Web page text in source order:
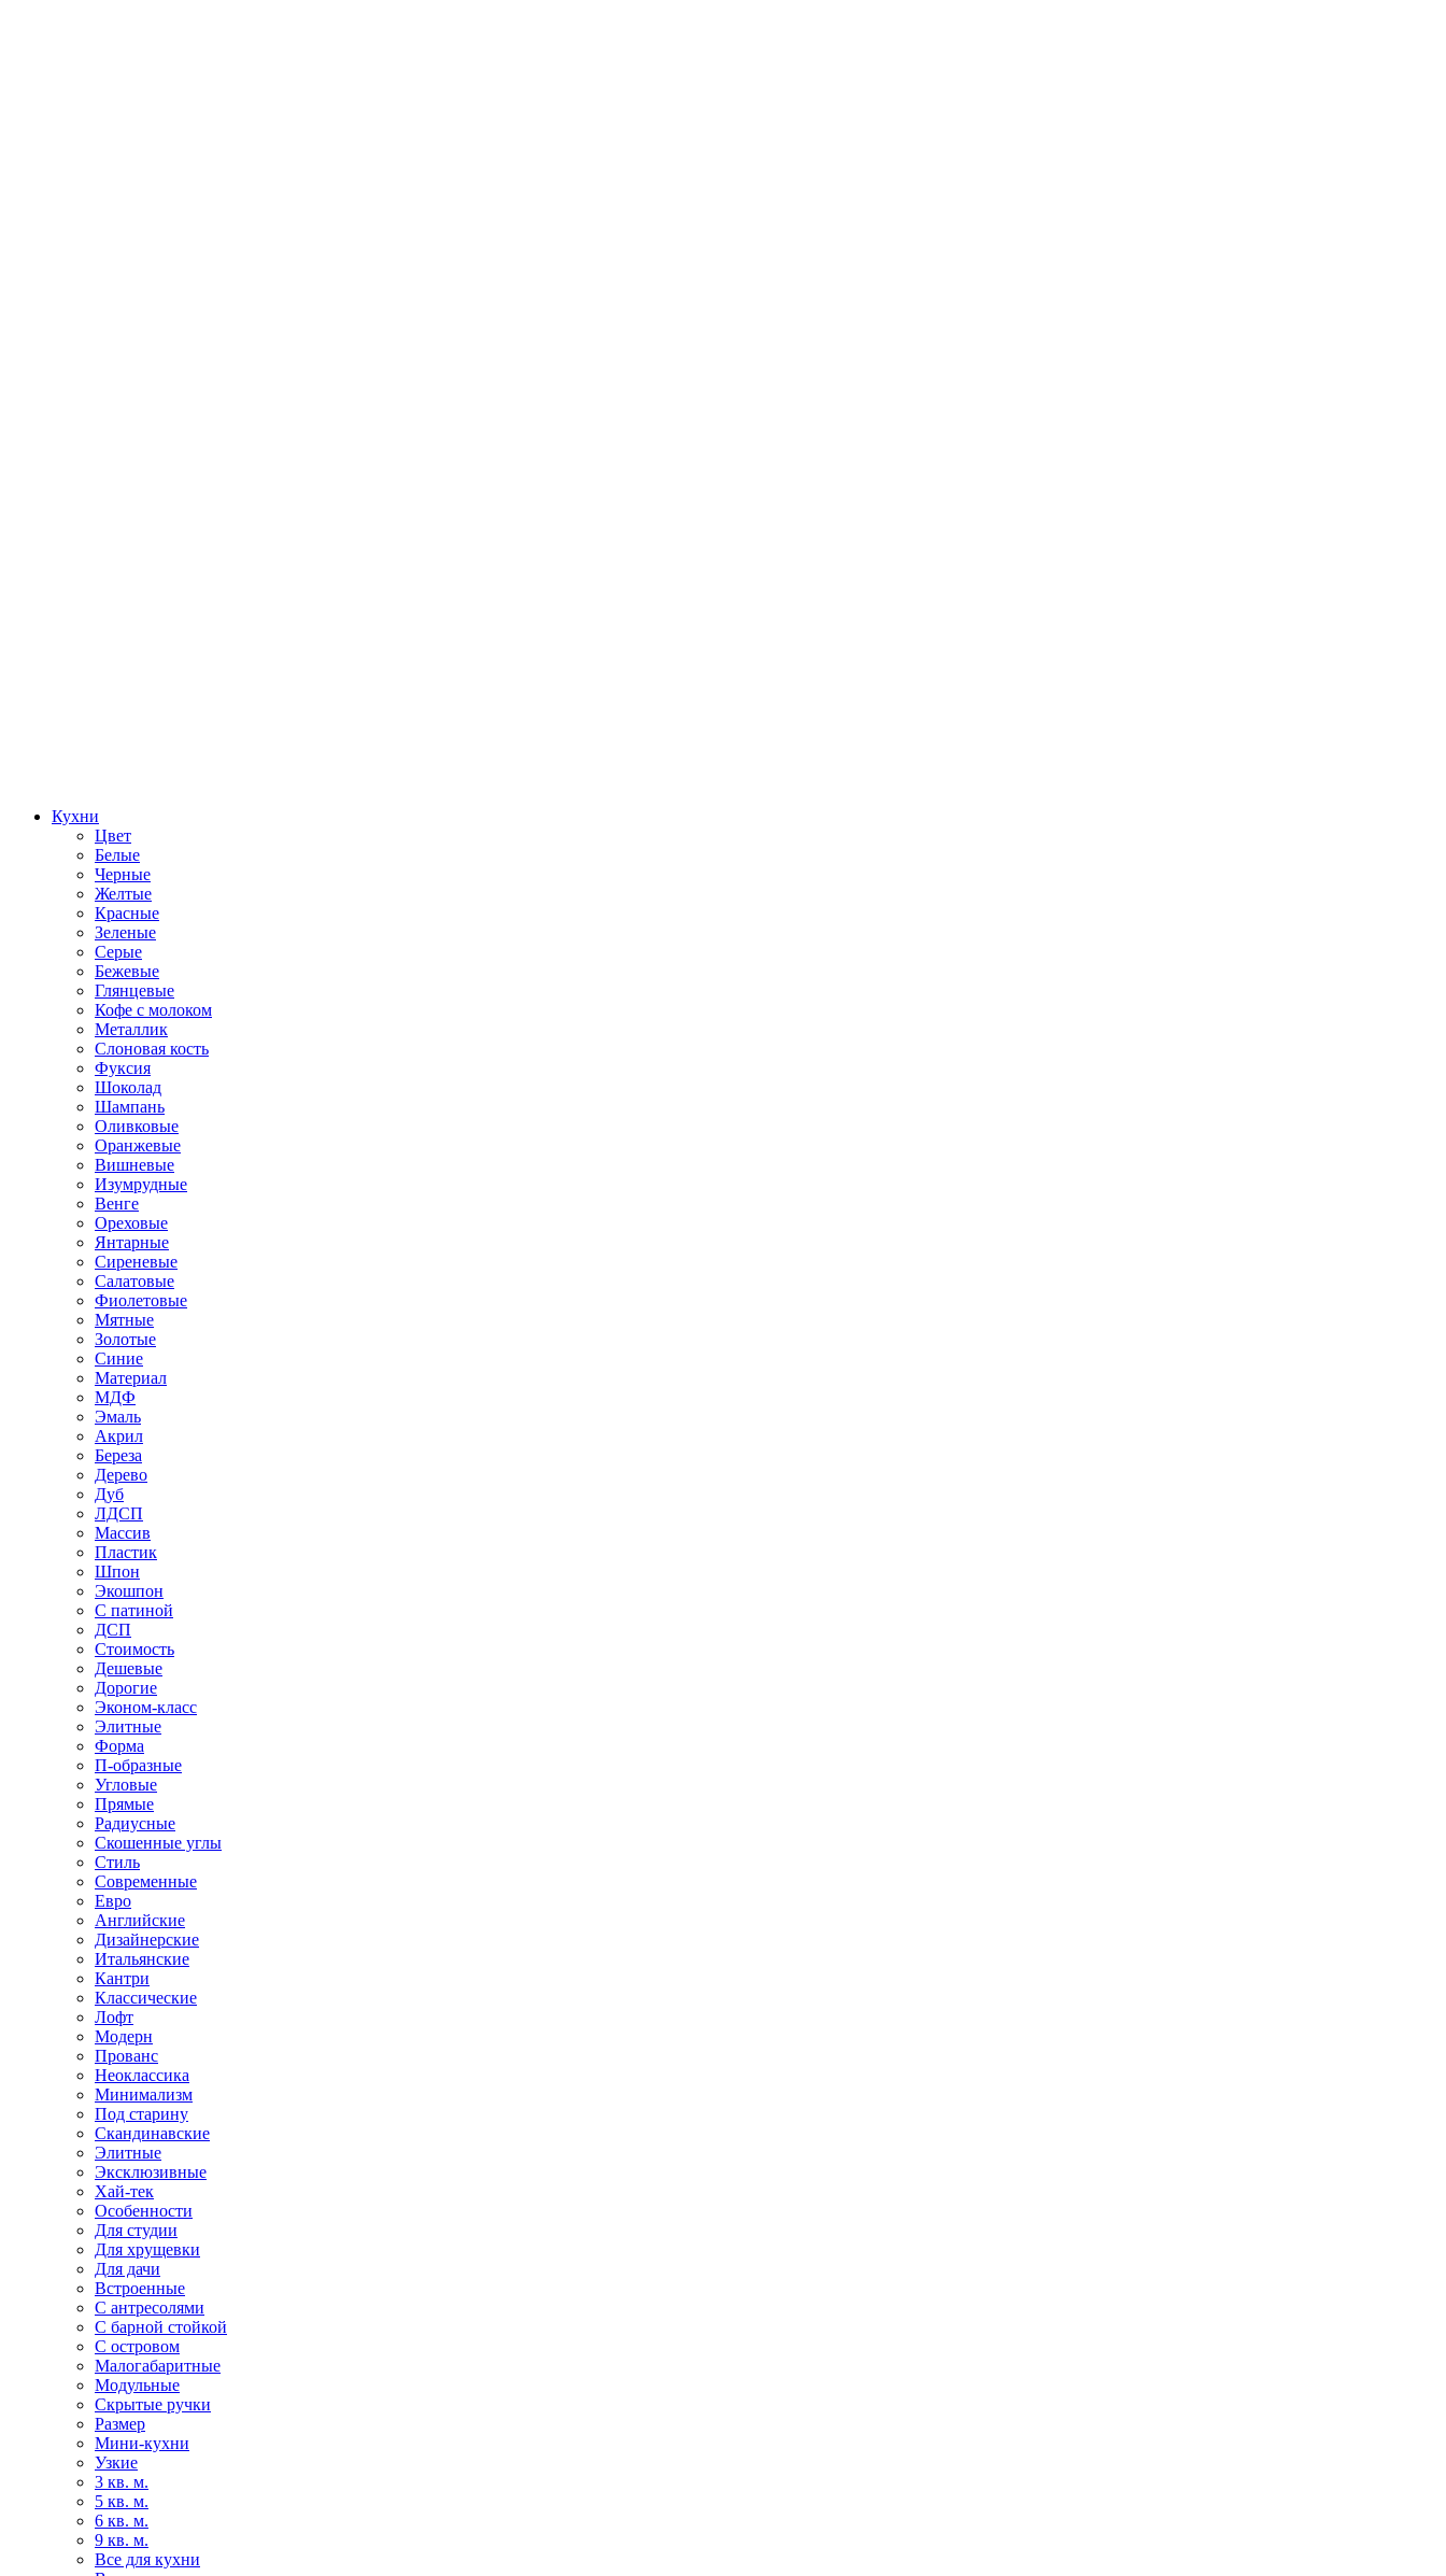
Кухни
Цвет
Белые
Черные
Желтые
Красные
Зеленые
Серые
Бежевые
Глянцевые
Кофе с молоком
Металлик
Слоновая кость
Фуксия
Шоколад
Шампань
Оливковые
Оранжевые
Вишневые
Изумрудные
Венге
Ореховые
Янтарные
Сиреневые
Салатовые
Фиолетовые
Мятные
Золотые
Синие
Материал
МДФ
Эмаль
Акрил
Береза
Дерево
Дуб
ЛДСП
Массив
Пластик
Шпон
Экошпон
С патиной
ДСП
Стоимость
Дешевые
Дорогие
Эконом-класс
Элитные
Форма
П-образные
Угловые
Прямые
Радиусные
Скошенные углы
Стиль
Современные
Евро
Английские
Дизайнерские
Итальянские
Кантри
Классические
Лофт
Модерн
Прованс
Неоклассика
Минимализм
Под старину
Скандинавские
Элитные
Эксклюзивные
Хай-тек
Особенности
Для студии
Для хрущевки
Для дачи
Встроенные
С антресолями
С барной стойкой
С островом
Малогабаритные
Модульные
Скрытые ручки
Размер
Мини-кухни
Узкие
3 кв. м.
5 кв. м.
6 кв. м.
9 кв. м.
Все для кухни